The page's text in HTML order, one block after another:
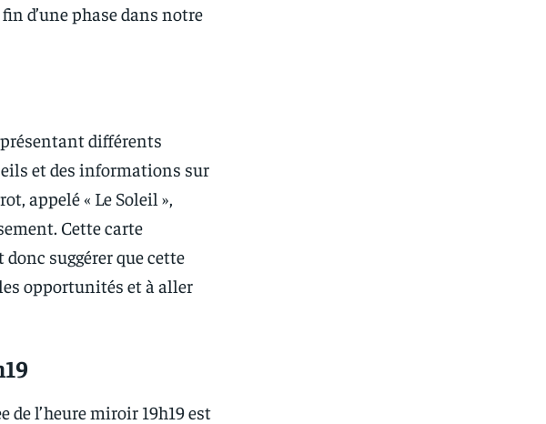
d’une phase dans notre
différents
et des informations sur
appelé « Le Soleil »,
Cette carte
suggérer que cette
opportunités et à aller
de l’heure miroir 19h19 est